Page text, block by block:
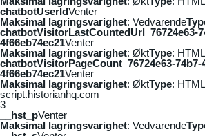
chatbotUserIdVenter
Maksimal lagringsvarighet: Vedvarende
chatbotVisitorLastCountedUrl_76724e63-
4f66eb74ec21Venter
Maksimal lagringsvarighet: ØktType:
chatbotVisitorPageCount_76724e63-74b7-
4f66eb74ec21Venter
Maksimal lagringsvarighet: ØktType:
script.historianhq.com
3
__hst_pVenter
Maksimal lagringsvarighet: Vedvarende